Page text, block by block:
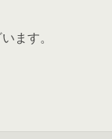
ます。